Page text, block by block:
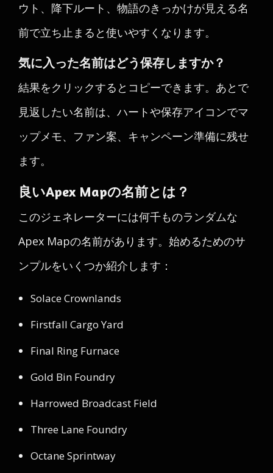
ウト、降下ルート、物語のきっかけが見える名
前で立ち止まると使いやすくなります。
気に入った名前はどう保存しますか？
結果をクリックするとコピーできます。あとで
見返したい名前は、ハートや保存アイコンでマ
ップメモ、ファン案、キャンペーン準備に残せ
ます。
良いApex Mapの名前とは？
このジェネレーターには何千ものランダムな
Apex Mapの名前があります。始めるためのサ
ンプルをいくつか紹介します：
Solace Crownlands
Firstfall Cargo Yard
Final Ring Furnace
Gold Bin Foundry
Harrowed Broadcast Field
Three Lane Foundry
Octane Sprintway